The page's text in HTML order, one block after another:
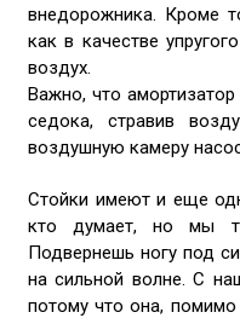
внедорожника. Кроме
как в качестве
воздух.
Важно, что
седока, стравив
воздушную камеру
Стойки имеют и еще
кто думает, но мы
Подвернешь ногу под
на сильной волне. С
потому что она, помимо